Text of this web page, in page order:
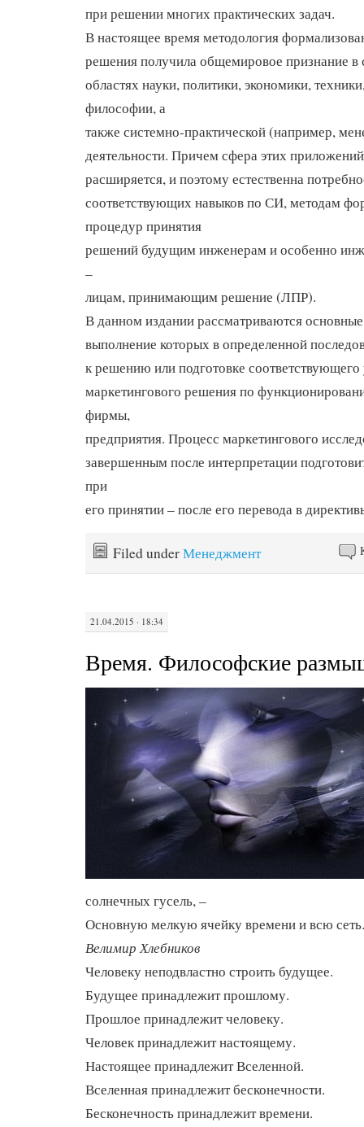
при решении многих практических задач.
В настоящее время методология
решения получила общемировое признание
областях науки, политики, экономики,
философии, а
также системно-практической (например,
деятельности. Причем сфера этих
расширяется, и поэтому естественна
соответствующих навыков по СИ, методам
процедур принятия
решений будущим инженерам и особенно
–
лицам, принимающим решение (ЛПР).
В данном издании рассматриваются
выполнение которых в определенной
к решению или подготовке соответствующего
маркетингового решения по
фирмы,
предприятия. Процесс маркетингового
завершенным после интерпретации
при
его принятии – после его перевода в
Filed underМенеджмент
21.04.2015 · 18:34
Время. Философские
солнечных гусель, –
Основную мелкую ячейку времени и всю сеть.
Велимир Хлебников
Человеку неподвластно строить будущее.
Будущее принадлежит прошлому.
Прошлое принадлежит человеку.
Человек принадлежит настоящему.
Настоящее принадлежит Вселенной.
Вселенная принадлежит бесконечности.
Бесконечность принадлежит времени.